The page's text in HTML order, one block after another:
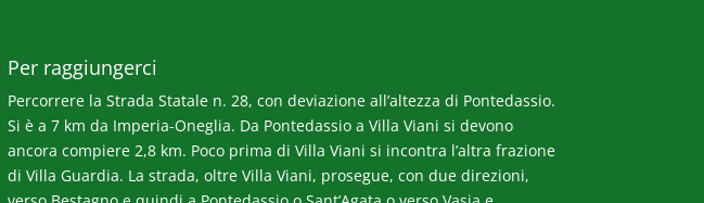
Per raggiungerci
Percorrere la Strada Statale n. 28, con deviazione all’altezza di Pontedassio.
Si è a 7 km da Imperia-Oneglia. Da Pontedassio a Villa Viani si devono
ancora compiere 2,8 km. Poco prima di Villa Viani si incontra l’altra frazione
di Villa Guardia. La strada, oltre Villa Viani, prosegue, con due direzioni,